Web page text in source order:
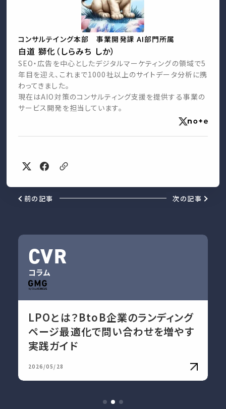
コンサルテイング本部 事業開発課 AI部門所属
白道 獅化（しらみち しか）
SEO・広告を中心としたデジタルマーケティングの領域で5
年目を迎え、これまで1000社以上のサイトデータ分析に携
わってきました。
現在はAIO対策のコンサルティング支援を提供する事業の
サービス開発を担当しています。
前の記事 次の記事
CVR
コラム
LPOとは？BtoB企業のランディング
ページ最適化で問い合わせを増やす
実践ガイド
2026/05/28